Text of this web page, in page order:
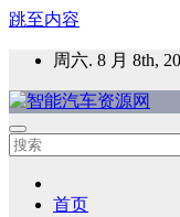
跳至内容
周六. 8 月 8th,
智能汽车资源网
智能表面，智能内饰
首页